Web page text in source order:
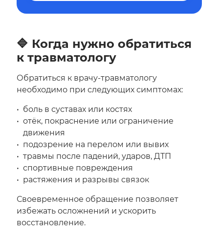
🔷 Когда нужно обратиться
к травматологу
Обратиться к врачу-травматологу
необходимо при следующих симптомах:
боль в суставах или костях
отёк, покраснение или ограничение
движения
подозрение на перелом или вывих
травмы после падений, ударов, ДТП
спортивные повреждения
растяжения и разрывы связок
Своевременное обращение позволяет
избежать осложнений и ускорить
восстановление.